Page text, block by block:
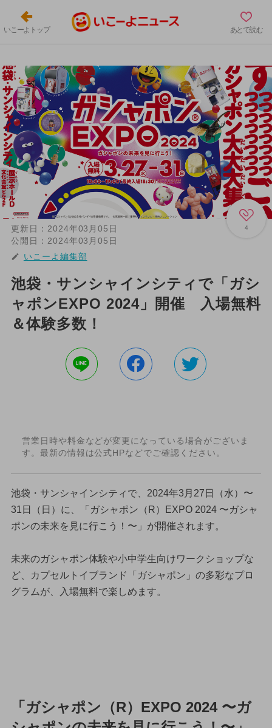
いこーよトップ あとで読む
4
更新日： 2024年03月05日
公開日： 2024年03月05日
いこーよ編集部
池袋・サンシャインシティで「ガシ
ャポンEXPO 2024」開催 入場無料
＆体験多数！
営業日時や料金などが変更になっている場合がございま
す。最新の情報は公式HPなどでご確認ください。
池袋・サンシャインシティで、2024年3月27日（水）〜
31日（日）に、「ガシャポン（R）EXPO 2024 〜ガシャ
ポンの未来を見に行こう！〜」が開催されます。
未来のガシャポン体験や小中学生向けワークショップな
ど、カプセルトイブランド「ガシャポン」の多彩なプロ
グラムが、入場無料で楽しめます。
「ガシャポン（R）EXPO 2024 〜ガ